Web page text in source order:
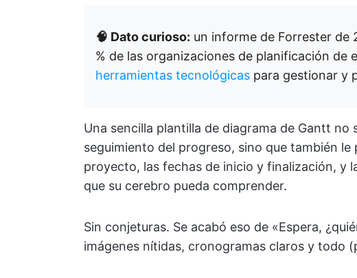
🧠 Dato curioso: un informe de Forrester de
% de las organizaciones de planificación de
herramientas tecnológicas para gestionar y
Una sencilla plantilla de diagrama de Gantt no
seguimiento del progreso, sino que también
proyecto, las fechas de inicio y finalización, y
que su cerebro pueda comprender.
Sin conjeturas. Se acabó eso de «Espera,
imágenes nítidas, cronogramas claros y todo